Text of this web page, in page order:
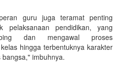
guru juga teramat penting
pelaksanaan pendidikan, yang
dan mengawal proses
hingga terbentuknya karakter
imbuhnya.